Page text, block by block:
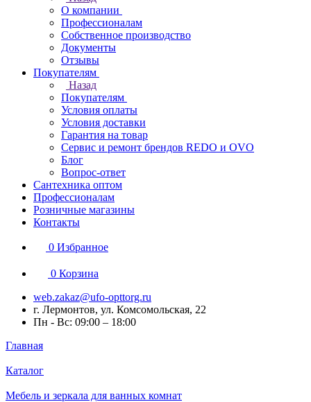
О компании
Профессионалам
Собственное производство
Документы
Отзывы
Покупателям
Назад
Покупателям
Условия оплаты
Условия доставки
Гарантия на товар
Сервис и ремонт брендов REDO и OVO
Блог
Вопрос-ответ
Сантехника оптом
Профессионалам
Розничные магазины
Контакты
0 Избранное
0 Корзина
web.zakaz@ufo-opttorg.ru
г. Лермонтов, ул. Комсомольская, 22
Пн - Вс: 09:00 – 18:00
Главная
Каталог
Мебель и зеркала для ванных комнат